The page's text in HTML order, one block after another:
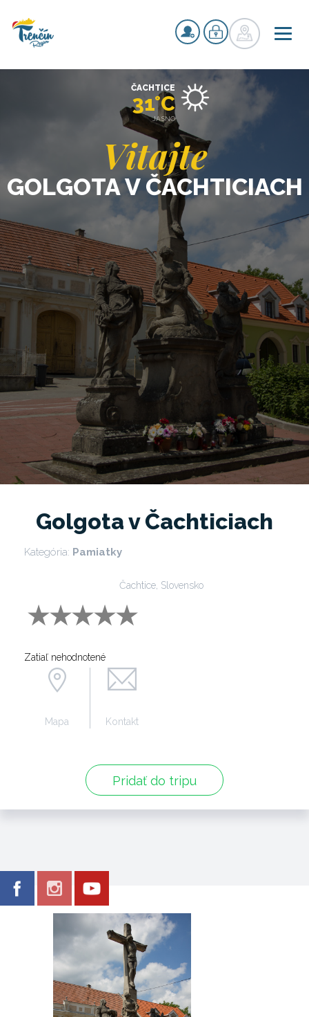
Vitajte
GOLGOTA V ČACHTICIACH
ČACHTICE
31°C
JASNO
Golgota v Čachticiach
Kategória: Pamiatky
Čachtice, Slovensko
Zatiaľ nehodnotené
Pridať do tripu
Mapa Kontakt